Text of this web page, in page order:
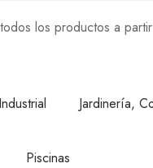
los productos a
Industrial Jardinería,
Piscinas